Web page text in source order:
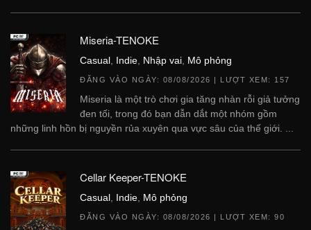
Miseria-TENOKE
Casual Indie Nhập vai Mô phỏng
ĐĂNG VÀO NGÀY: 08/08/2026 | LƯỢT XEM: 157
Miseria là một trò chơi gia tăng nhàn rỗi giả tưởng
đen tối, trong đó bạn dẫn dắt một nhóm gồm
những linh hồn bị nguyền rủa xuyên qua vực sâu của thế giới. ...
Cellar Keeper-TENOKE
Casual Indie Mô phỏng
ĐĂNG VÀO NGÀY: 08/08/2026 | LƯỢT XEM: 90